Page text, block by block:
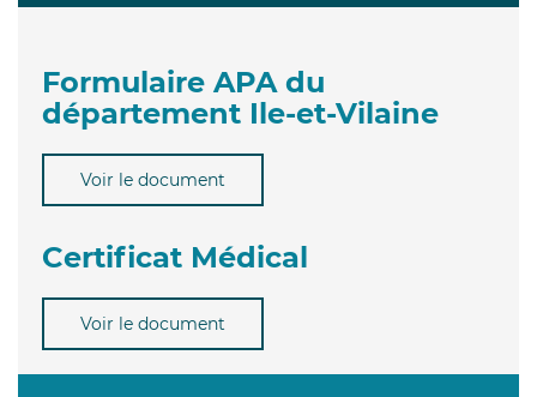
Formulaire APA du
département Ile-et-Vilaine
Voir le document
Certificat Médical
Voir le document